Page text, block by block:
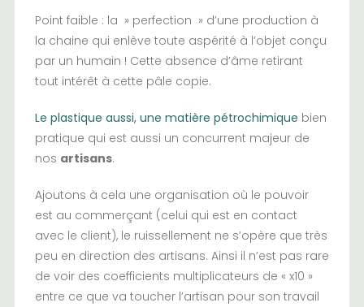
Point faible : la » perfection » d’une production à
la chaine qui enlève toute aspérité à l’objet conçu
par un humain ! Cette absence d’âme retirant
tout intérêt à cette pâle copie.
Le plastique aussi, une matière pétrochimique bien
pratique qui est aussi un concurrent majeur de
nos artisans.
Ajoutons à cela une organisation où le pouvoir
est au commerçant (celui qui est en contact
avec le client), le ruissellement ne s’opère que très
peu en direction des artisans. Ainsi il n’est pas rare
de voir des coefficients multiplicateurs de « x10 »
entre ce que va toucher l’artisan pour son travail